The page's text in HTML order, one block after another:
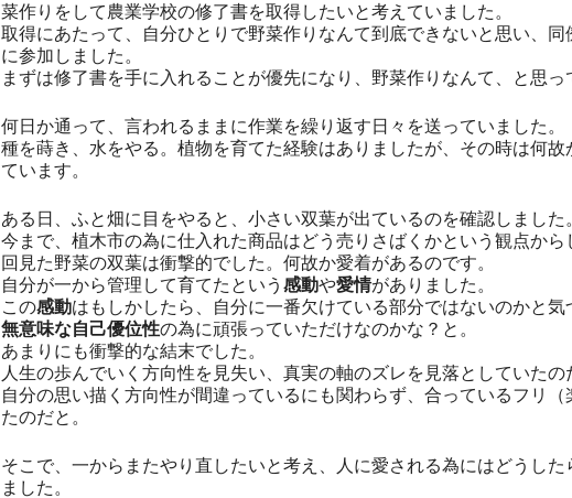
菜作りをして農業学校の修了書を取得したいと考えていました。
取得にあたって、自分ひとりで野菜作りなんて到底できないと思い、
に参加しました。
まずは修了書を手に入れることが優先になり、野菜作りなんて、と思っ
何日か通って、言われるままに作業を繰り返す日々を送っていました。
種を蒔き、水をやる。植物を育てた経験はありましたが、その時は何故
ています。
ある日、ふと畑に目をやると、小さい双葉が出ているのを確認しました
今まで、植木市の為に仕入れた商品はどう売りさばくかという観点か
回見た野菜の双葉は衝撃的でした。何故か愛着があるのです。
自分が一から管理して育てたという 感動や愛情がありました。
この感動はもしかしたら、自分に一番欠けている部分ではないのかと気
無意味な自己優位性の為に頑張っていただけなのかな？と。
あまりにも衝撃的な結末でした。
人生の歩んでいく方向性を見失い、真実の軸のズレを見落としていたの
自分の思い描く方向性が間違っているにも関わらず、合っているフリ
たのだと。
そこで、一からまたやり直したいと考え、人に愛される為にはどうした
ました。